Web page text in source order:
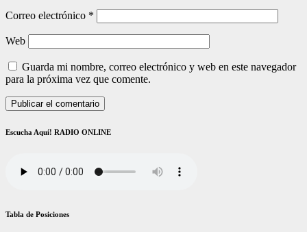
Correo electrónico *
Web
Guarda mi nombre, correo electrónico y web en este navegador
para la próxima vez que comente.
Escucha Aquí! RADIO ONLINE
Tabla de Posiciones